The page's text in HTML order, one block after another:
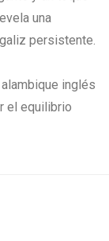
una
persistente.
inglés
el equilibrio